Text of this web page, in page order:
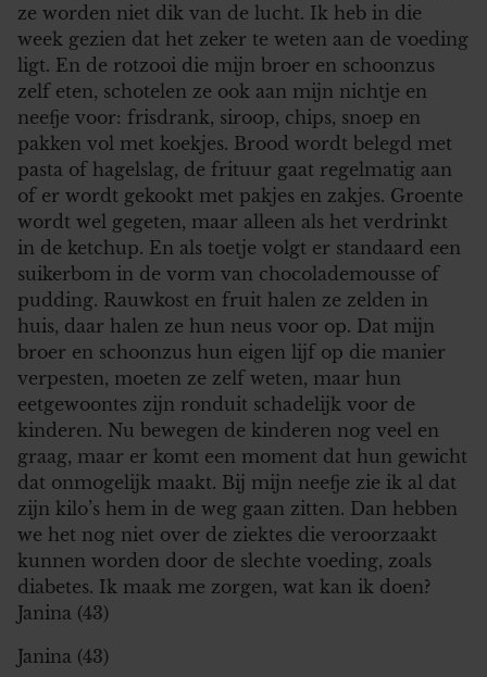
ze worden niet dik van de lucht. Ik heb in die
week gezien dat het zeker te weten aan de voeding
ligt. En de rotzooi die mijn broer en schoonzus
zelf eten, schotelen ze ook aan mijn nichtje en
neefje voor: frisdrank, siroop, chips, snoep en
pakken vol met koekjes. Brood wordt belegd met
pasta of hagelslag, de frituur gaat regelmatig aan
of er wordt gekookt met pakjes en zakjes. Groente
wordt wel gegeten, maar alleen als het verdrinkt
in de ketchup. En als toetje volgt er standaard een
suikerbom in de vorm van chocolademousse of
pudding. Rauwkost en fruit halen ze zelden in
huis, daar halen ze hun neus voor op. Dat mijn
broer en schoonzus hun eigen lijf op die manier
verpesten, moeten ze zelf weten, maar hun
eetgewoontes zijn ronduit schadelijk voor de
kinderen. Nu bewegen de kinderen nog veel en
graag, maar er komt een moment dat hun gewicht
dat onmogelijk maakt. Bij mijn neefje zie ik al dat
zijn kilo’s hem in de weg gaan zitten. Dan hebben
we het nog niet over de ziektes die veroorzaakt
kunnen worden door de slechte voeding, zoals
diabetes. Ik maak me zorgen, wat kan ik doen?
Janina (43)
Janina (43)